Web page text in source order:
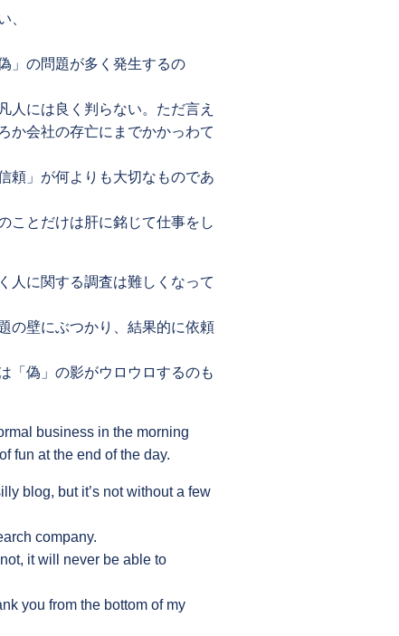
、
」の問題が多く発生するの
人には良く判らない。ただ言え
か会社の存亡にまでかかっわて
頼」が何よりも大切なものであ
ことだけは肝に銘じて仕事をし
人に関する調査は難しくなって
の壁にぶつかり、結果的に依頼
「偽」の影がウロウロするのも
business in the morning
fun at the end of the day.
blog, but it’s not without a few
company.
it will never be able to
you from the bottom of my